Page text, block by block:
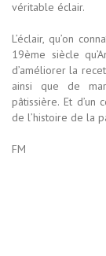
véritable éclair.
L’éclair, qu’on
19ème siècle
d’améliorer la
ainsi que de
pâtissière. Et d’un
de l’histoire de la
FM